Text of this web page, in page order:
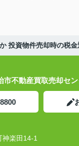
投資物件売却時の税
市不動産買取売却セ
楽田14-1